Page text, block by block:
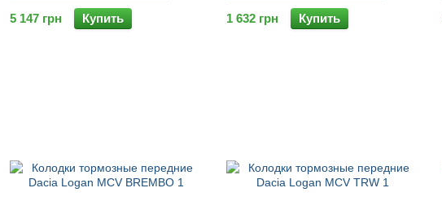
5 147 грн
Купить
1 632 грн
Купить